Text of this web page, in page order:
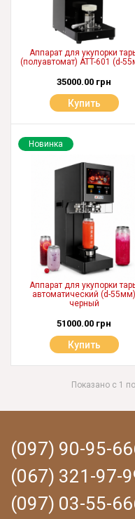
Аппарат для укупорки
(полуавтомат) ATT-601 (d-
35000.00 грн
Купить
Новинка
Аппарат для укупорки
автоматический (d-55мм)
черный
51000.00 грн
Купить
Показано с 1
(097) 90-95-
(067) 321-97-
(097) 03-55-